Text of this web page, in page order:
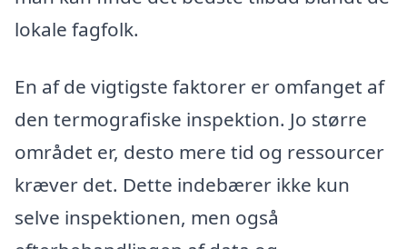
lokale fagfolk.
En af de vigtigste faktorer er omfanget af
den termografiske inspektion. Jo større
området er, desto mere tid og ressourcer
kræver det. Dette indebærer ikke kun
selve inspektionen, men også